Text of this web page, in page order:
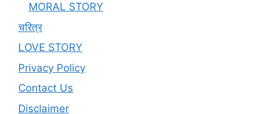
MORAL STORY
चरित्र
LOVE STORY
Privacy Policy
Contact Us
Disclaimer